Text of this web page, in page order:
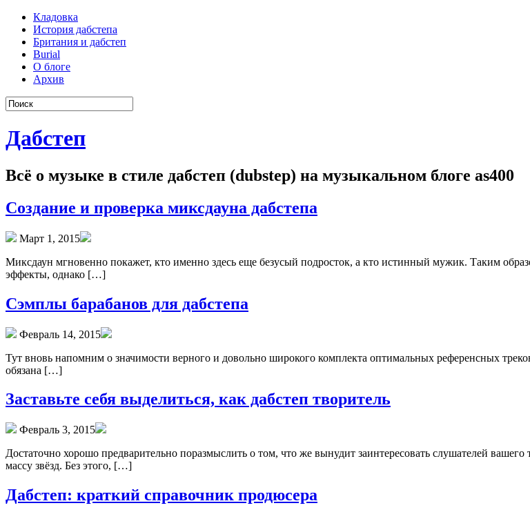
Кладовка
История дабстепа
Британия и дабстеп
Burial
О блоге
Архив
Дабстеп
Всё о музыке в стиле дабстеп (dubstep) на музыкальном блоге as400
Создание и проверка миксдауна дабстепа
Март 1, 2015
Миксдаун мгновенно покажет, кто именно здесь еще безусый подросток, а кто истинный мужик. Таким
эффекты, однако […]
Сэмплы барабанов для дабстепа
Февраль 14, 2015
Тут вновь напомним о значимости верного и довольно широкого комплекта оптимальных референсных
обязана […]
Заставьте себя выделиться, как дабстеп творитель
Февраль 3, 2015
Достаточно хорошо предварительно поразмыслить о том, что же вынудит заинтересовать слушателей
массу звёзд. Без этого, […]
Дабстеп: краткий справочник продюсера